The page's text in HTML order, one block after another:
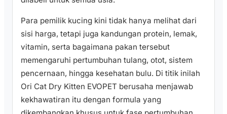
Para pemilik kucing kini tidak hanya melihat dari
sisi harga, tetapi juga kandungan protein, lemak,
vitamin, serta bagaimana pakan tersebut
memengaruhi pertumbuhan tulang, otot, sistem
pencernaan, hingga kesehatan bulu. Di titik inilah
Ori Cat Dry Kitten EVOPET berusaha menjawab
kekhawatiran itu dengan formula yang